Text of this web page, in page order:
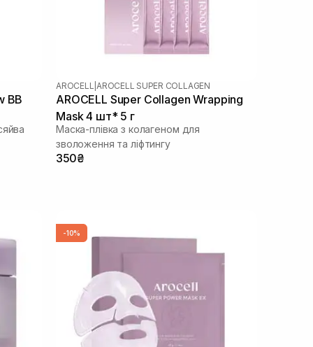
BB
AROCELL AROCELL SUPER COLLAGEN
AROCELL Super Collagen Wrapping
Mask 4 шт* 5 г
Маска-плівка з колагеном для
зволоження та ліфтингу
350₴
-10%